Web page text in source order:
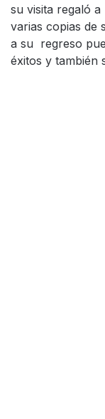
su visita regaló
varias copias de
a su regreso
éxitos y también